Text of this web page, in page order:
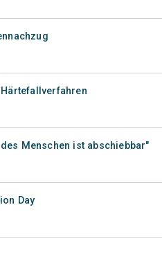
Menschen ist abschiebbar"
Day